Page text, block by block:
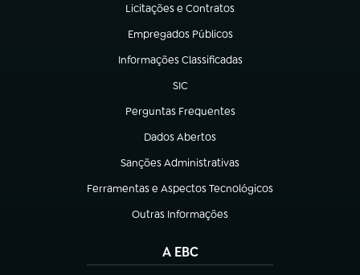
Licitações e Contratos
(abre em nova aba)
Empregados Públicos
(abre em nova aba)
Informações Classificadas
(abre em nova aba)
SIC
(abre em nova aba)
Perguntas Frequentes
(abre em nova aba)
Dados Abertos
(abre em nova aba)
Sanções Administrativas
(abre em nova aba)
Ferramentas e Aspectos Tecnológicos
(abre em nova aba)
Outras Informações
(abre em nova aba)
A EBC